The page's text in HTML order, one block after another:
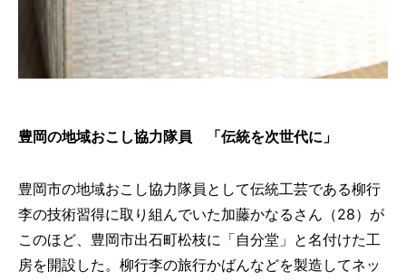
豊岡の地域おこし協力隊員 「伝統を次世代に」
豊岡市の地域おこし協力隊員として伝統工芸である柳行
李の技術習得に取り組んでいた加藤かなるさん（28）が
このほど、豊岡市出石町松枝に「自分堂」と名付けた工
房を開設した。柳行李の旅行かばんなどを製造してネッ